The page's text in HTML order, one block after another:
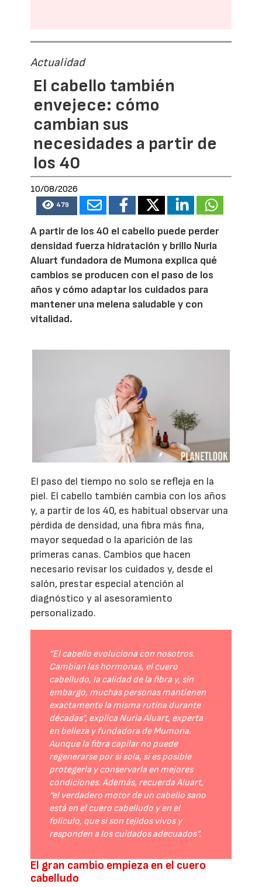
Actualidad
El cabello también
envejece: cómo
cambian sus
necesidades a partir de
los 40
10/08/2026
479
A partir de los 40 el cabello puede perder
densidad fuerza hidratación y brillo Nuria
Aluart fundadora de Mumona explica qué
cambios se producen con el paso de los
años y cómo adaptar los cuidados para
mantener una melena saludable y con
vitalidad.
El paso del tiempo no solo se refleja en la
piel. El cabello también cambia con los años
y, a partir de los 40, es habitual observar una
pérdida de densidad, una fibra más fina,
mayor sequedad o la aparición de las
primeras canas. Cambios que hacen
necesario revisar los cuidados y, desde el
salón, prestar especial atención al
diagnóstico y al asesoramiento
personalizado.
“El cabello evoluciona con nosotros.
Cambian las hormonas, el cuero
cabelludo, la calidad de la fibra y, sin
embargo, muchas personas mantienen
exactamente la misma rutina durante
décadas”, explica Nuria Aluart, experta
en belleza y fundadora de Mumona.
Aunque la fibra capilar no puede
regenerarse por sí sola, sí es posible
protegerla y conservarla en mejores
condiciones. Además, recuerda Aluart,
“el verdadero motor de un cabello sano
está en el cuero cabelludo y en el
folículo, que sí son tejidos vivos y
responden a los cuidados adecuados”.
El gran cambio empieza en el cuero
cabelludo